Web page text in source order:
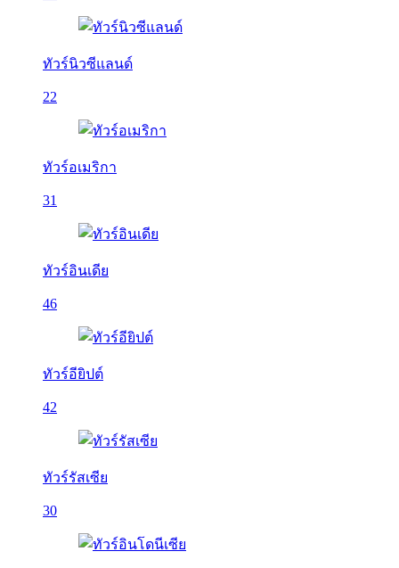
ทัวร์นิวซีแลนด์
22
ทัวร์อเมริกา
31
ทัวร์อินเดีย
46
ทัวร์อียิปต์
42
ทัวร์รัสเซีย
30